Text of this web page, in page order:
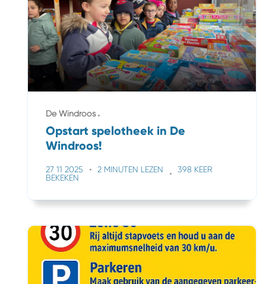
De Windroos
Opstart spelotheek in De
Windroos!
27 11 2025 2 MINUTEN LEZEN
398 KEER
BEKEKEN